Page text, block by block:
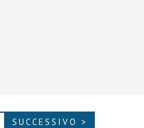
SUCCESSIVO >